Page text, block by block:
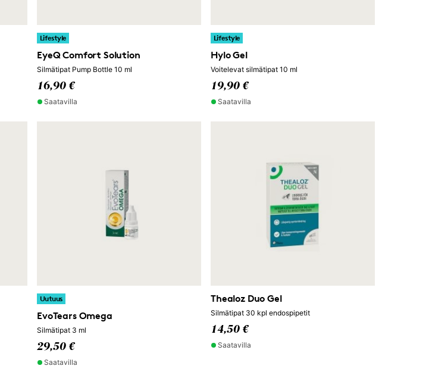
Lifestyle
EyeQ Comfort Solution
Silmätipat Pump Bottle 10 ml
16,90 €
Saatavilla
Lifestyle
Hylo Gel
Voitelevat silmätipat 10 ml
19,90 €
Saatavilla
Uutuus
EvoTears Omega
Silmätipat 3 ml
29,50 €
Saatavilla
Thealoz Duo Gel
Silmätipat 30 kpl endospipetit
14,50 €
Saatavilla